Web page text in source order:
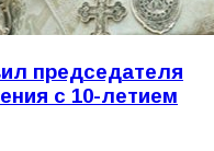
председателя
с 10-летием